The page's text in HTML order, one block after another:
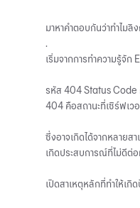
มาหาคำตอบกันว่าทำไมลิ
.
เริ่มจากการทำความรู้จั
รหัส 404 Status Code
404 คือสถานะที่เซิร์ฟเว
ซึ่งอาจเกิดได้จากหลายส
เกิดประสบการณ์ที่ไม่ดีต่
เปิดสาเหตุหลักที่ทำให้เ